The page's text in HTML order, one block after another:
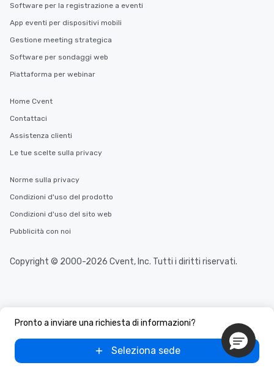
Pronto a inviare una richiesta di informazioni?
Seleziona sede
Software per la registrazione a eventi
App eventi per dispositivi mobili
Gestione meeting strategica
Software per sondaggi web
Piattaforma per webinar
Home Cvent
Contattaci
Assistenza clienti
Le tue scelte sulla privacy
Norme sulla privacy
Condizioni d'uso del prodotto
Condizioni d'uso del sito web
Pubblicità con noi
Copyright © 2000-2026 Cvent, Inc. Tutti i diritti riservati.